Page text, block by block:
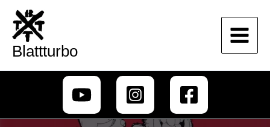
Zum
Inhalt
springen
Blattturbo